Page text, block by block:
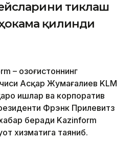
тиклаш
қилинди
– Қозоғистоннинг
Асқар Жумағалиев KLM
ишлар ва корпоратив
Фрэнк Прилевитз
беради Kazinform
хизматига таяниб.